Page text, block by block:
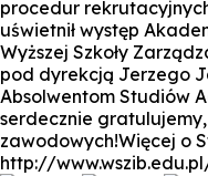
procedur
uświetnił występ
Wyższej Szkoły
pod dyrekcją Jerzego
Absolwentom Studiów
serdecznie
zawodowych!Więcej o
http://